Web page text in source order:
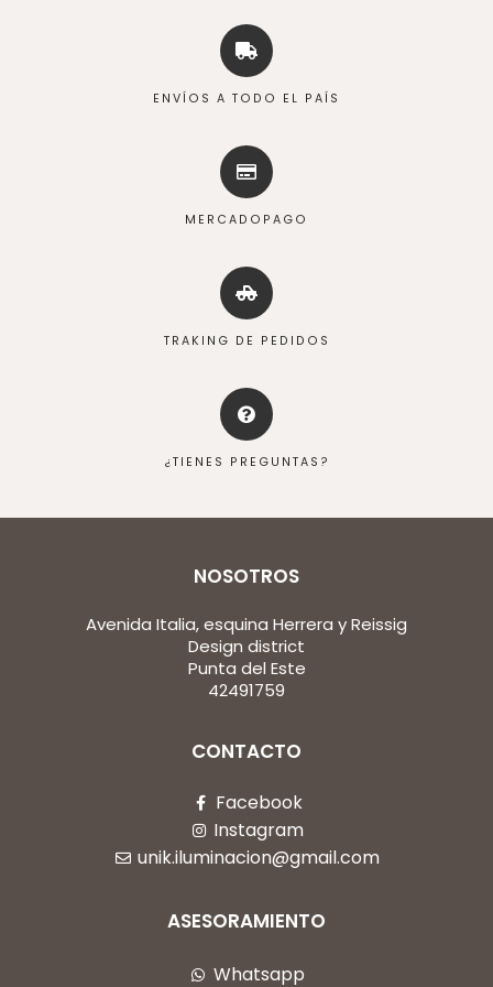
ENVÍOS A TODO EL PAÍS
MERCADOPAGO
TRAKING DE PEDIDOS
¿TIENES PREGUNTAS?
NOSOTROS
Avenida Italia, esquina Herrera y Reissig
Design district
Punta del Este
42491759
CONTACTO
Facebook
Instagram
unik.iluminacion@gmail.com
ASESORAMIENTO
Whatsapp